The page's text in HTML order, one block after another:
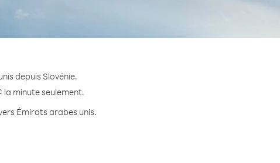
depuis Slovénie.
la minute seulement.
Émirats arabes unis.